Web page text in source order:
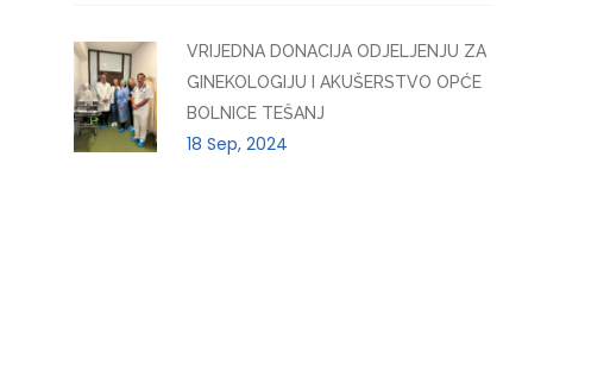
VRIJEDNA DONACIJA ODJELJENJU ZA
GINEKOLOGIJU I AKUŠERSTVO OPĆE
BOLNICE TEŠANJ
18 Sep, 2024